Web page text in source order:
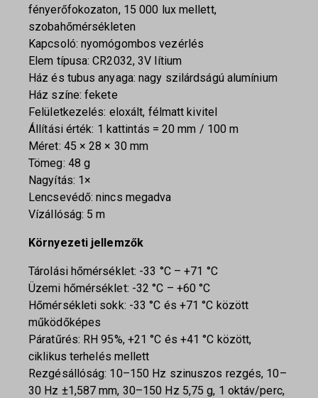
fényerőfokozaton, 15 000 lux mellett,
szobahőmérsékleten
Kapcsoló: nyomógombos vezérlés
Elem típusa: CR2032, 3V lítium
Ház és tubus anyaga: nagy szilárdságú alumínium
Ház színe: fekete
Felületkezelés: eloxált, félmatt kivitel
Állítási érték: 1 kattintás = 20 mm / 100 m
Méret: 45 × 28 × 30 mm
Tömeg: 48 g
Nagyítás: 1×
Lencsevédő: nincs megadva
Vízállóság: 5 m
Környezeti jellemzők
Tárolási hőmérséklet: -33 °C – +71 °C
Üzemi hőmérséklet: -32 °C – +60 °C
Hőmérsékleti sokk: -33 °C és +71 °C között
működőképes
Páratűrés: RH 95%, +21 °C és +41 °C között,
ciklikus terhelés mellett
Rezgésállóság: 10–150 Hz szinuszos rezgés, 10–
30 Hz ±1,587 mm, 30–150 Hz 5,75 g, 1 oktáv/perc,